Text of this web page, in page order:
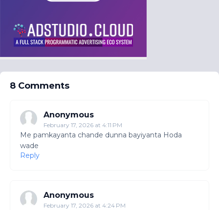
8 Comments
Anonymous
February 17, 2026 at 4:11 PM
Me pamkayanta chande dunna bayiyanta Hoda
wade
Reply
Anonymous
February 17, 2026 at 4:24 PM